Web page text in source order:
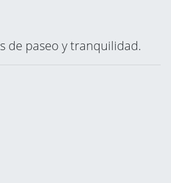
de paseo y tranquilidad.